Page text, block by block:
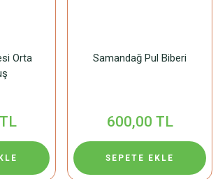
Orta
Samandağ Pul Biberi
600,00 TL
SEPETE EKLE